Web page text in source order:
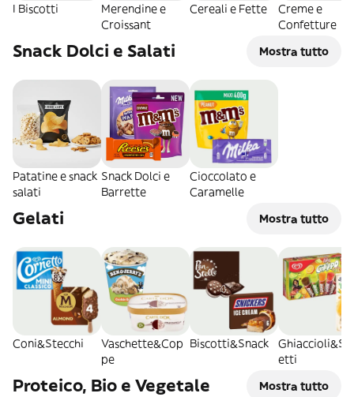
I Biscotti
Merendine e
Croissant
Cereali e Fette
Creme e
Confetture
Snack Dolci e Salati Mostra tutto
Patatine e snack
salati
Snack Dolci e
Barrette
Cioccolato e
Caramelle
Gelati Mostra tutto
Coni&Stecchi
Vaschette&Cop
pe
Biscotti&Snack
etti
Proteico, Bio e Vegetale Mostra tutto